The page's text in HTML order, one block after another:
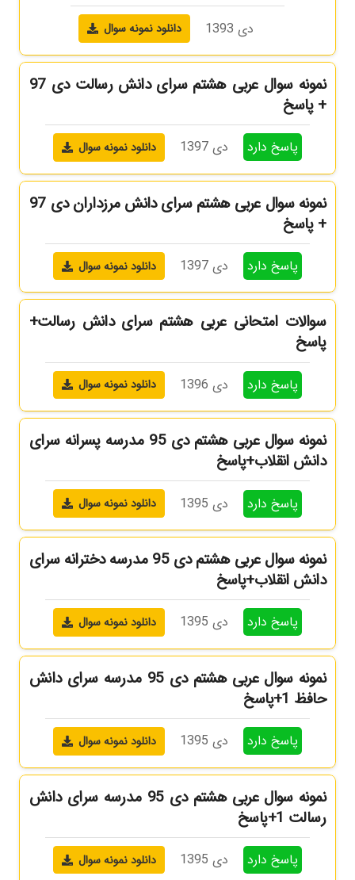
دی 1393 دانلود نمونه سوال
نمونه سوال عربی هشتم سرای دانش رسالت دی 97
+ پاسخ
پاسخ دارد دی 1397 دانلود نمونه سوال
نمونه سوال عربی هشتم سرای دانش مرزداران دی 97
+ پاسخ
پاسخ دارد دی 1397 دانلود نمونه سوال
سوالات امتحانی عربی هشتم سرای دانش رسالت+
پاسخ
پاسخ دارد دی 1396 دانلود نمونه سوال
نمونه سوال عربی هشتم دی 95 مدرسه پسرانه سرای
دانش انقلاب+پاسخ
پاسخ دارد دی 1395 دانلود نمونه سوال
نمونه سوال عربی هشتم دی 95 مدرسه دخترانه سرای
دانش انقلاب+پاسخ
پاسخ دارد دی 1395 دانلود نمونه سوال
نمونه سوال عربی هشتم دی 95 مدرسه سرای دانش
حافظ 1+پاسخ
پاسخ دارد دی 1395 دانلود نمونه سوال
نمونه سوال عربی هشتم دی 95 مدرسه سرای دانش
رسالت 1+پاسخ
پاسخ دارد دی 1395 دانلود نمونه سوال